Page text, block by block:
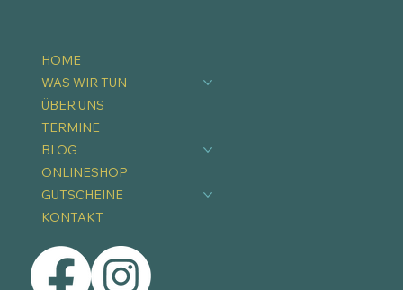
HOME
WAS WIR TUN
ÜBER UNS
TERMINE
BLOG
ONLINESHOP
GUTSCHEINE
KONTAKT